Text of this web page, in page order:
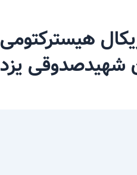
هیسترکتومی
شهیدصدوقی یزد